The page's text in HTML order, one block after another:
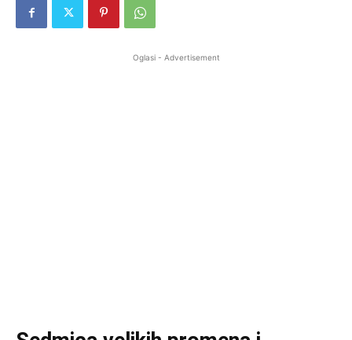
Oglasi - Advertisement